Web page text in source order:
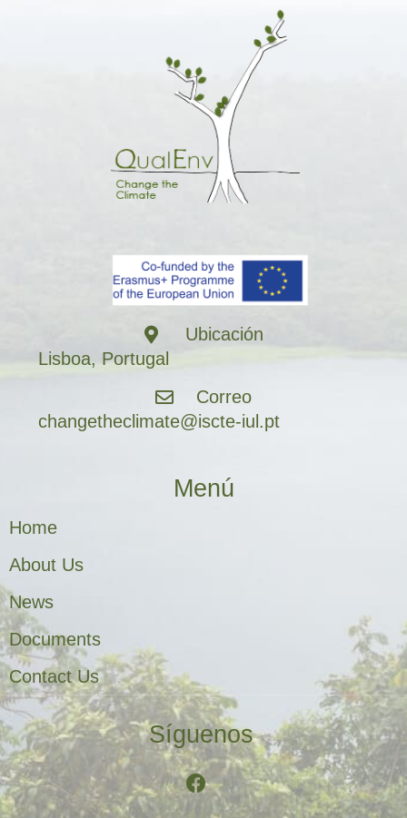
Ubicación
Lisboa, Portugal
Correo
changetheclimate@iscte-iul.pt
Menú
Home
About Us
News
Documents
Contact Us
Síguenos